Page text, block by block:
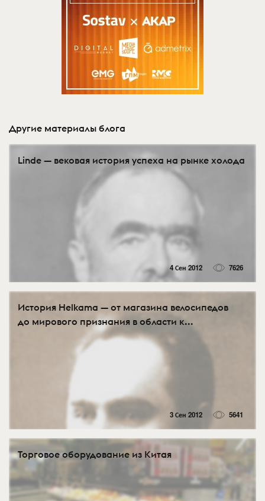
Другие материалы блога
Linde — вековая история успеха на рынке холода
4 Сен 2012 7626
История Helkama — от магазина велосипедов
до мирового признания в области к...
3 Сен 2012 5641
Торговое оборудование из Китая